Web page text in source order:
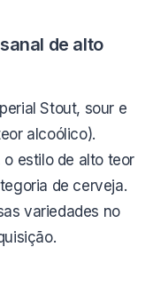
de alto
Stout, sour e
alcoólico).
o estilo de alto teor
de cerveja.
variedades no